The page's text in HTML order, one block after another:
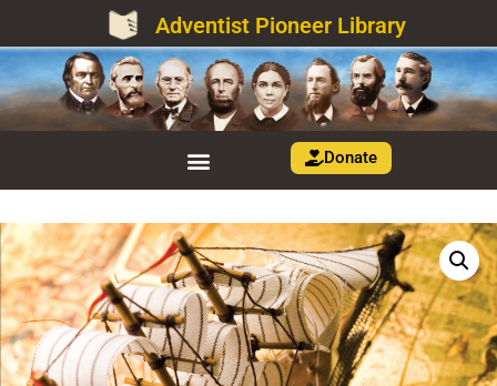
Adventist Pioneer Library
Donate